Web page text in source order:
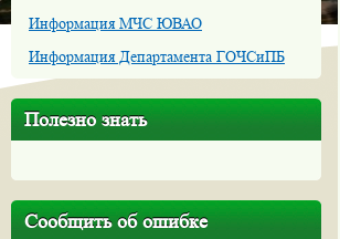
Информация МЧС ЮВАО
Информация Департамента ГОЧСиПБ
Полезно знать
Сообщить об ошибке